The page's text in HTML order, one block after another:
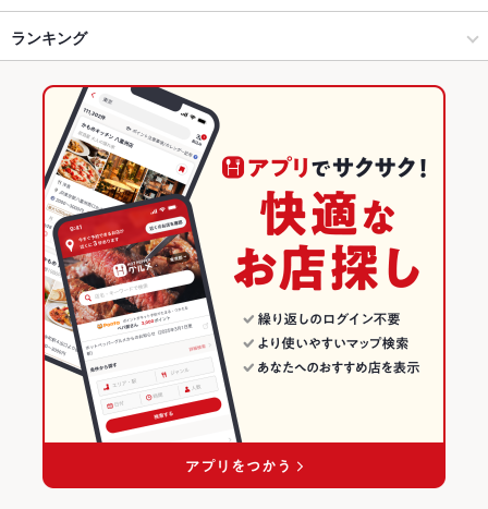
四ツ谷・麹町・市ヶ谷・九段下 × スペインバル・イタリアンバー
市ケ谷駅 × ダイニングバー・バル
市ケ谷駅 × スペインバル・イタリアンバール
市ヶ谷 × スペインバル・イタリアンバール
東京 × ダイニングバー・バル
東京 × スペインバル・イタリアンバール
麹町駅
四ツ谷駅
エビ料理
ランキング
東京のグルメランキング
東京のダイニングバー・バルランキング
東京のスペインバル・イタリアンバールランキング
四ツ谷・麹町・市ヶ谷・九段下のグルメランキング
四ツ谷・麹町・市ヶ谷・九段下のダイニングバー・バルランキン
四ツ谷・麹町・市ヶ谷・九段下のスペインバル・イタリアンバー
ルランキング
市ヶ谷のグルメランキング
市ヶ谷のダイニングバー・バルランキング